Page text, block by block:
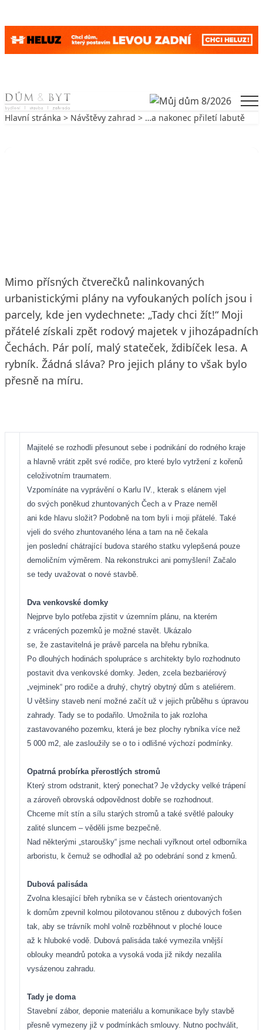
Skip to content
Hlavní stránka > Návštěvy zahrad > …a nakonec přiletí labutě
Mimo přísných čtverečků nalinkovaných
urbanistickými plány na vyfoukaných polích jsou i
parcely, kde jen vydechnete: „Tady chci žít!“ Moji
přátelé získali zpět rodový majetek v jihozápadních
Čechách. Pár polí, malý stateček, ždibíček lesa. A
rybník. Žádná sláva? Pro jejich plány to však bylo
přesně na míru.
Majitelé se rozhodli přesunout sebe i podnikání do rodného kraje
a hlavně vrátit zpět své rodiče, pro které bylo vytržení z kořenů
celoživotním traumatem.
Vzpomínáte na vyprávění o Karlu IV., kterak s elánem vjel
do svých poněkud zhuntovaných Čech a v Praze neměl
ani kde hlavu složit? Podobně na tom byli i moji přátelé. Také
vjeli do svého zhuntovaného léna a tam na ně čekala
jen poslední chátrající budova starého statku vylepšená pouze
demoličním výměrem. Na rekonstrukci ani pomyšlení! Začalo
se tedy uvažovat o nové stavbě.
Dva venkovské domky
Nejprve bylo potřeba zjistit v územním plánu, na kterém
z vrácených pozemků je možné stavět. Ukázalo
se, že zastavitelná je právě parcela na břehu rybníka.
Po dlouhých hodinách spolupráce s architekty bylo rozhodnuto
postavit dva venkovské domky. Jeden, zcela bezbariérový
„vejminek“ pro rodiče a druhý, chytrý obytný dům s ateliérem.
U většiny staveb není možné začít už v jejich průběhu s úpravou
zahrady. Tady se to podařilo. Umožnila to jak rozloha
zastavovaného pozemku, která je bez plochy rybníka více než
5 000 m2, ale zasloužily se o to i odlišné výchozí podmínky.
Opatrná probírka přerostlých stromů
Který strom odstranit, který ponechat? Je vždycky velké trápení
a zároveň obrovská odpovědnost dobře se rozhodnout.
Chceme mít stín a sílu starých stromů a také světlé palouky
zalité sluncem – věděli jsme bezpečně.
Nad některými „staroušky“ jsme nechali vyřknout ortel odborníka
arboristu, k čemuž se odhodlal až po odebrání sond z kmenů.
Dubová palisáda
Zvolna klesající břeh rybníka se v částech orientovaných
k domům zpevnil kolmou pilotovanou stěnou z dubových fošen
tak, aby se trávník mohl volně rozběhnout v ploché louce
až k hluboké vodě. Dubová palisáda také vymezila vnější
oblouky meandrů potoka a vysoká voda již nikdy nezalila
vysázenou zahradu.
Tady je doma
Stavební zábor, deponie materiálu a komunikace byly stavbě
přesně vymezeny již v podmínkách smlouvy. Nutno pochválit,